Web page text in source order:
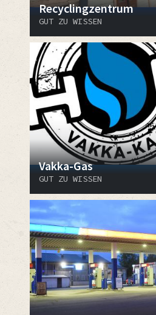
Recyclingzentrum
GUT ZU WISSEN
Vakka-Gas
GUT ZU WISSEN